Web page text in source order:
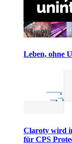
Leben, ohne
Claroty wird
für CPS